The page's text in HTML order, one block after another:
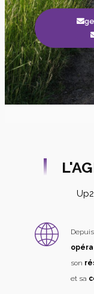
son
et sa